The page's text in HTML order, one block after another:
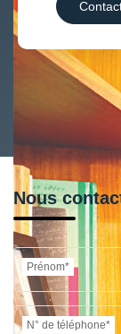
Nous
Prénom*
N° de téléphone*